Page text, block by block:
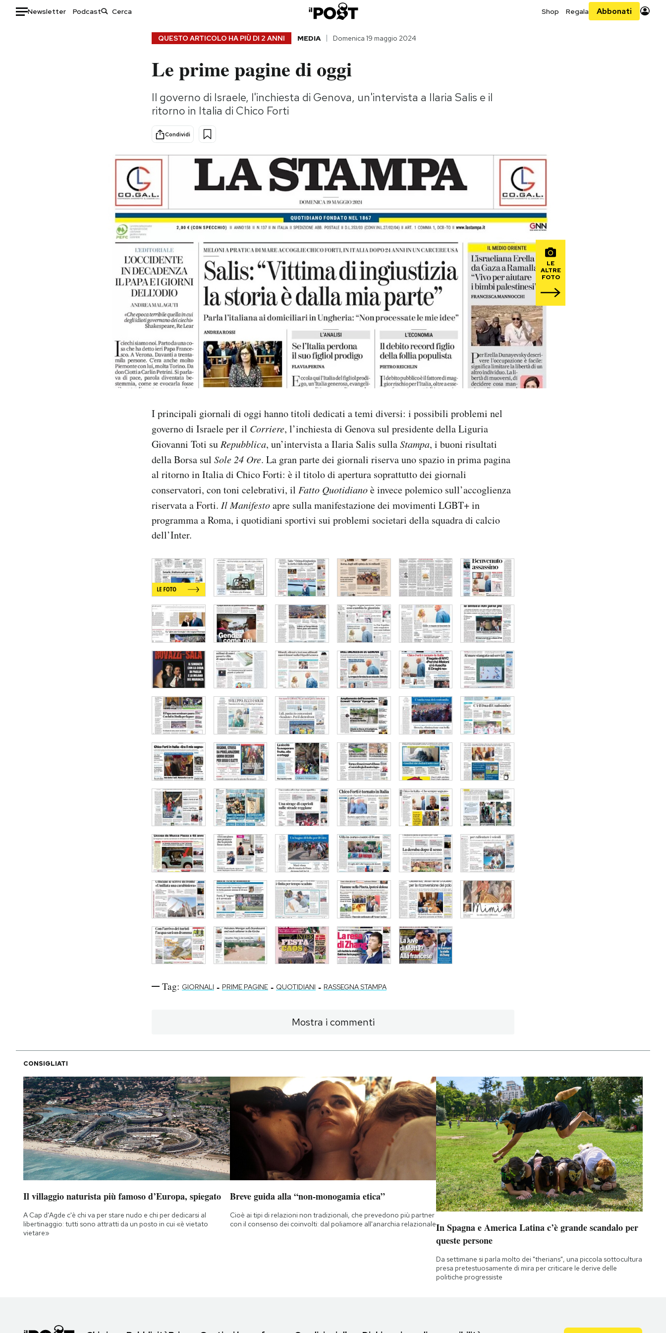
Newsletter Podcast Shop Regala Abbonati
Consumismi
Storie/Idee
Ok Boomer!
Media
Europa
Altrecose
Mondiali calcio 2026
QUESTO ARTICOLO HA PIÙ DI 2 ANNI MEDIA Domenica 19 maggio 2024
Le prime pagine di oggi
Il governo di Israele, l'inchiesta di Genova, un'intervista a Ilaria Salis e il
ritorno in Italia di Chico Forti
Condividi
LE
ALTRE
FOTO
I principali giornali di oggi hanno titoli dedicati a temi diversi: i possibili problemi nel
governo di Israele per il Corriere, l’inchiesta di Genova sul presidente della Liguria
Giovanni Toti suRepubblica, un’intervista a Ilaria Salis sullaStampa, i buoni risultati
della Borsa sul Sole 24 Ore. La gran parte dei giornali riserva uno spazio in prima pagina
al ritorno in Italia di Chico Forti: è il titolo di apertura soprattutto dei giornali
conservatori, con toni celebrativi, il Fatto Quotidianoè invece polemico sull’accoglienza
riservata a Forti. Il Manifestoapre sulla manifestazione dei movimenti LGBT+ in
programma a Roma, i quotidiani sportivi sui problemi societari della squadra di calcio
dell’Inter.
Tag: GIORNALI - PRIME PAGINE - QUOTIDIANI - RASSEGNA STAMPA
Mostra i commenti
CONSIGLIATI
Il villaggio naturista più famoso d’Europa, spiegato
A Cap d'Agde c'è chi va per stare nudo e chi per dedicarsi al
libertinaggio: tutti sono attratti da un posto in cui «è vietato
vietare»
Breve guida alla “non-monogamia etica”
Cioè ai tipi di relazioni non tradizionali, che prevedono più partner
con il consenso dei coinvolti: dal poliamore all'anarchia relazionaleIn Spagna e America Latina c’è grande scandalo per
queste persone
Da settimane si parla molto dei "therians", una piccola sottocultura
presa pretestuosamente di mira per criticare le derive delle
politiche progressiste